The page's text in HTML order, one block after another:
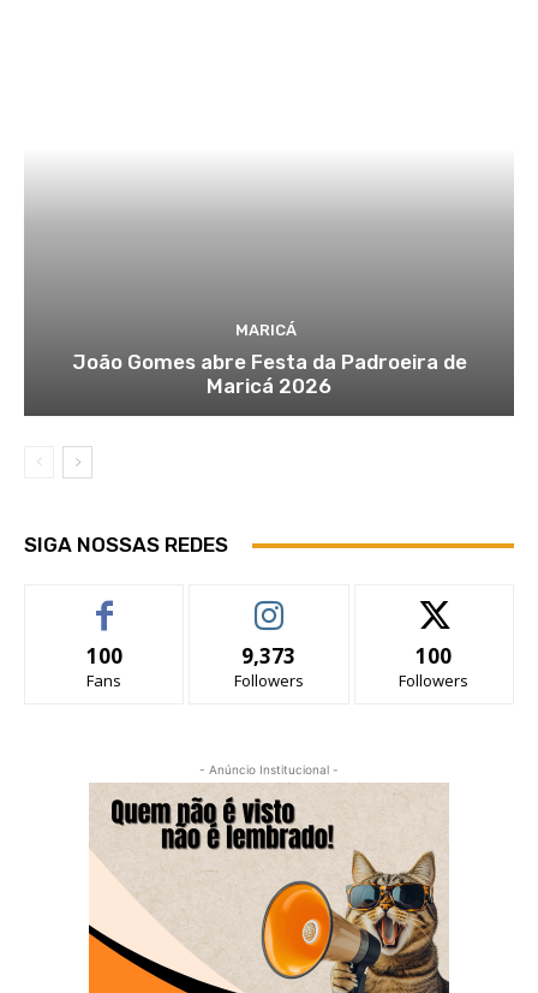
MARICÁ
João Gomes abre Festa da Padroeira de
Maricá 2026
SIGA NOSSAS REDES
100
Fans
9,373
Followers
100
Followers
- Anúncio Institucional -